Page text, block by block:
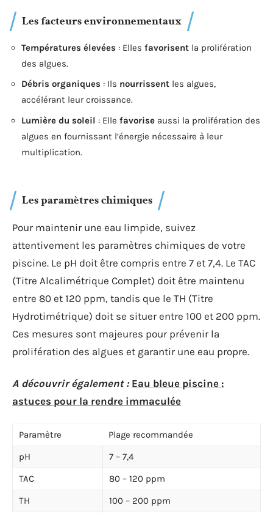
Les facteurs environnementaux
Températures élevées : Elles favorisent la prolifération
des algues.
Débris organiques : Ils nourrissent les algues,
accélérant leur croissance.
Lumière du soleil : Elle favorise aussi la prolifération des
algues en fournissant l’énergie nécessaire à leur
multiplication.
Les paramètres chimiques
Pour maintenir une eau limpide, suivez
attentivement les paramètres chimiques de votre
piscine. Le pH doit être compris entre 7 et 7,4. Le TAC
(Titre Alcalimétrique Complet) doit être maintenu
entre 80 et 120 ppm, tandis que le TH (Titre
Hydrotimétrique) doit se situer entre 100 et 200 ppm.
Ces mesures sont majeures pour prévenir la
prolifération des algues et garantir une eau propre.
A découvrir également : Eau bleue piscine :
astuces pour la rendre immaculée
Paramètre
Plage recommandée
pH
7 – 7,4
TAC
80 – 120 ppm
TH
100 – 200 ppm